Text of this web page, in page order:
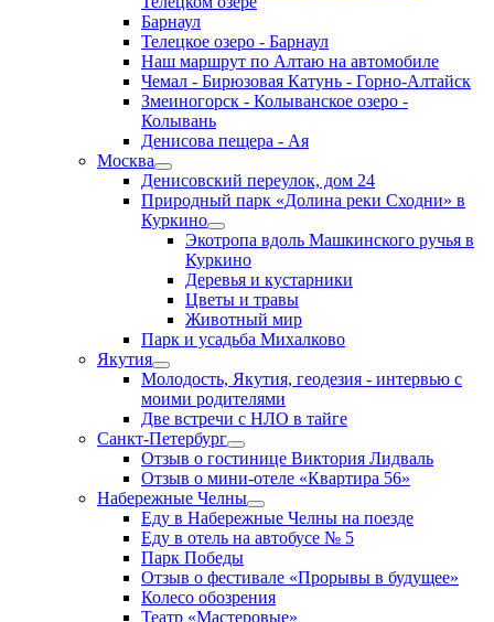
Барнаул
Телецкое озеро - Барнаул
Наш маршрут по Алтаю на автомобиле
Чемал - Бирюзовая Катунь - Горно-Алтайск
Змеиногорск - Колыванское озеро -
Колывань
Денисова пещера - Ая
Москва
Денисовский переулок, дом 24
Природный парк «Долина реки Сходни» в
Куркино
Экотропа вдоль Машкинского ручья в
Куркино
Деревья и кустарники
Цветы и травы
Животный мир
Парк и усадьба Михалково
Якутия
Молодость, Якутия, геодезия - интервью с
моими родителями
Две встречи с НЛО в тайге
Санкт-Петербург
Отзыв о гостинице Виктория Лидваль
Отзыв о мини-отеле «Квартира 56»
Набережные Челны
Еду в Набережные Челны на поезде
Еду в отель на автобусе № 5
Парк Победы
Отзыв о фестивале «Прорывы в будущее»
Колесо обозрения
Театр «Мастеровые»